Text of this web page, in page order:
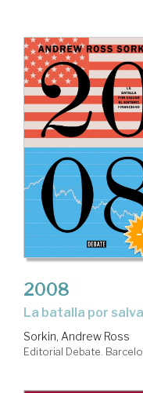
2008
la batalla por
Sorkin, Andrew Ross
Editorial Debate.